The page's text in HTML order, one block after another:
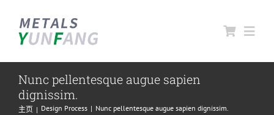
首页
Nunc pellentesque augue sapien
dignissim.
主页 Design Process Nunc pellentesque augue sapien dignissim.